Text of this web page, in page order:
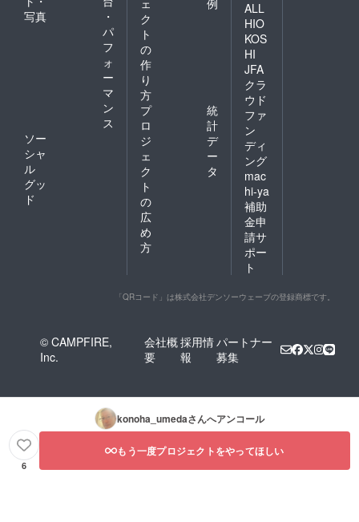
写真
・
パ
フ
ォ
ー
マ
ン
ス
ソー
シャ
ル
グッ
ド
ェ
ク
ト
の
作
り
方
例
プ
ロ
ジ
ェ
ク
ト
の
広
め
方
統
計
デ
ー
タ
ALL
HIO
KOS
HI
JFA
クラ
ウド
ファ
ン
ディ
ング
mac
hi-ya
補助
金申
請サ
ポー
ト
「QRコード」は株式会社デンソーウェーブの登録商標です。
© CAMPFIRE,
Inc.
会社概
要
採用情
報
パートナー
募集
konoha_umedaさんへアンコール
6
もう一度プロジェクトをやってほしい